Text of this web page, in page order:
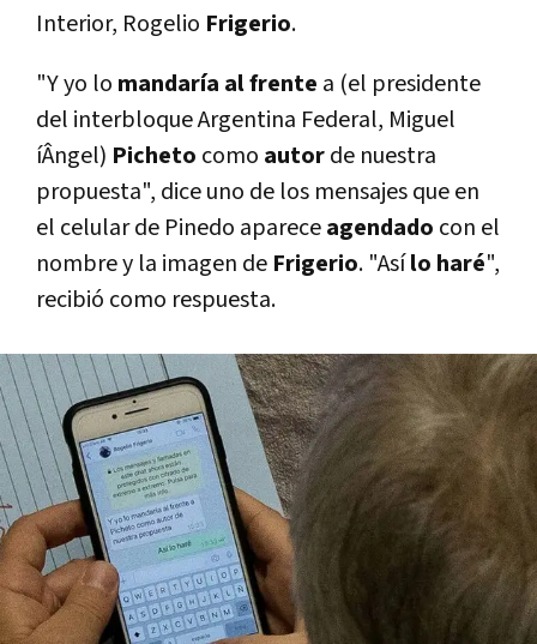
Interior, Rogelio Frigerio.
"Y yo lo mandarí­a al frente a (el presidente
del interbloque Argentina Federal, Miguel
íÂngel) Picheto como autorde nuestra
propuesta", dice uno de los mensajes que en
el celular de Pinedo apareceagendado con el
nombre y la imagen de Frigerio. "Así­lo haré",
recibió como respuesta.